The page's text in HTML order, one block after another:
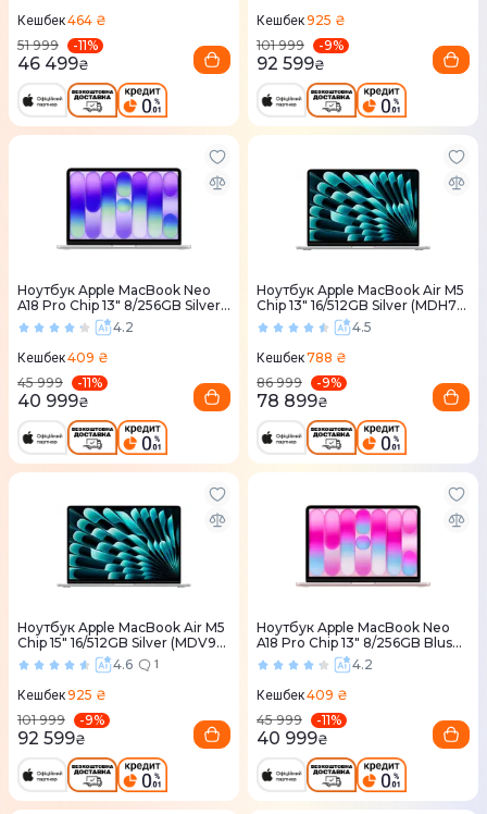
Кешбек464 ₴
51 999
-11%
46 499₴
Кешбек925 ₴
101 999
-9%
92 599₴
Ноутбук Apple MacBook Neo
A18 Pro Chip 13" 8/256GB Silver
(MHFA4) 20264.2
Кешбек409 ₴
45 999
-11%
40 999₴
Ноутбук Apple MacBook Air M5
Chip 13" 16/512GB Silver (MDH74)
2026
4.5
Кешбек788 ₴
86 999
-9%
78 899₴
Ноутбук Apple MacBook Air M5
Chip 15" 16/512GB Silver (MDV94)
2026
4.6 1
Кешбек925 ₴
101 999
-9%
92 599₴
Ноутбук Apple MacBook Neo
A18 Pro Chip 13" 8/256GB Blush
(MHFH4) 20264.2
Кешбек409 ₴
45 999
-11%
40 999₴